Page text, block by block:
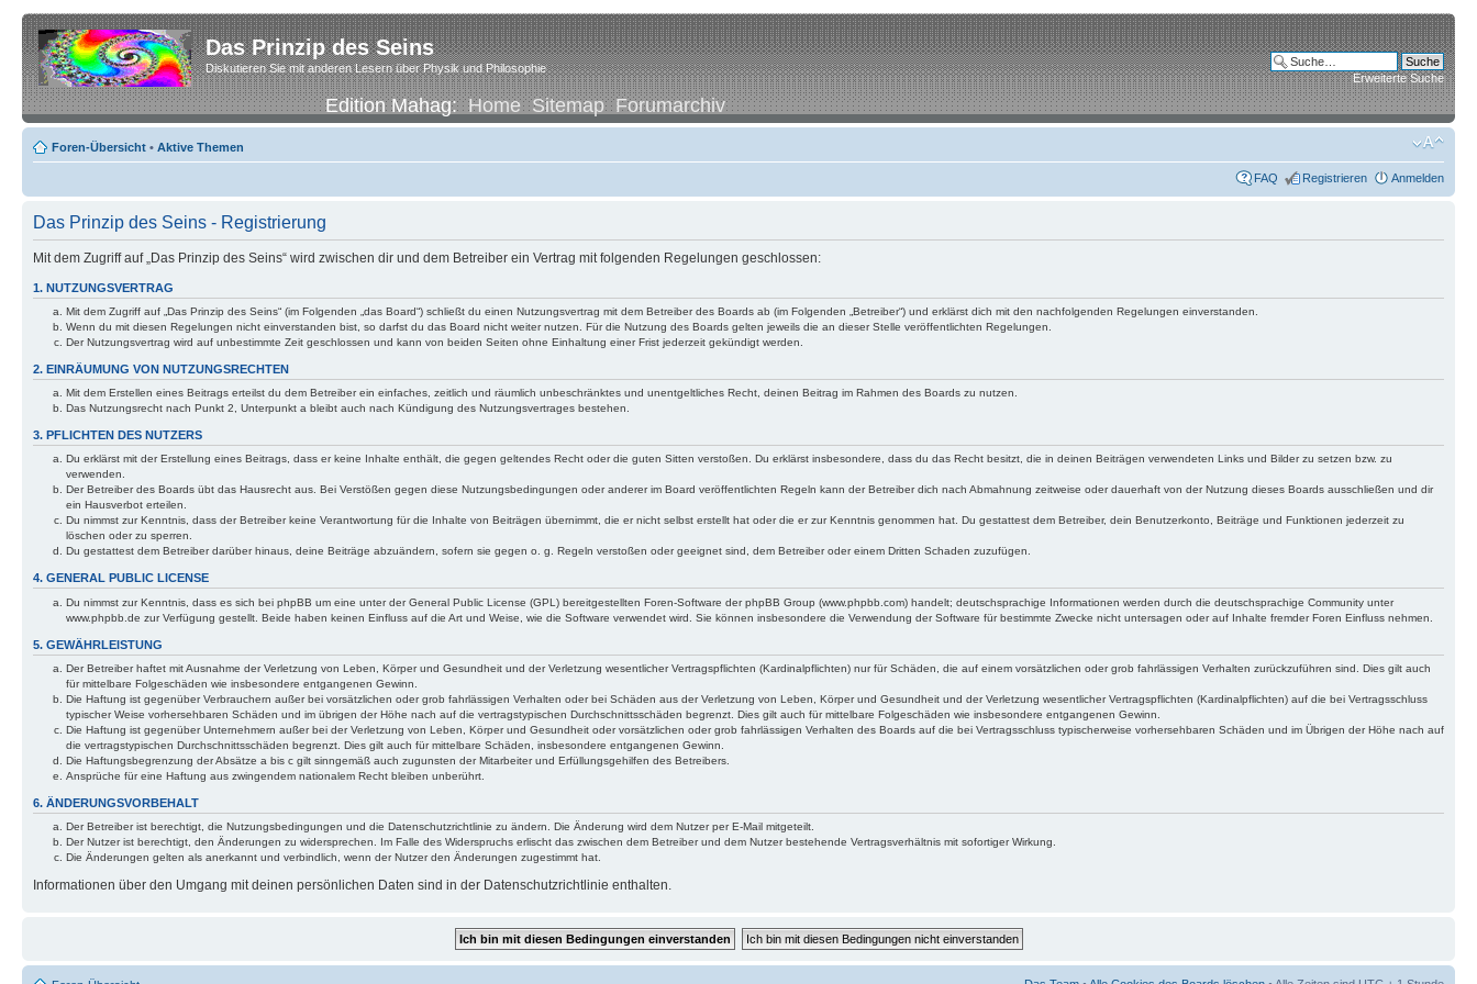
Das Prinzip des Seins
Diskutieren Sie mit anderen Lesern über Physik und Philosophie
Edition Mahag:Home Sitemap Forumarchiv
Erweiterte Suche
Foren-Übersicht • Aktive Themen
FAQ Registrieren Anmelden
Das Prinzip des Seins - Registrierung
Mit dem Zugriff auf „Das Prinzip des Seins“ wird zwischen dir und dem Betreiber ein Vertrag mit folgenden Regelungen geschlossen:
1. NUTZUNGSVERTRAG
Mit dem Zugriff auf „Das Prinzip des Seins“ (im Folgenden „das Board“) schließt du einen Nutzungsvertrag mit dem Betreiber des Boards ab (im Folgenden „Betreiber“) und erklärst dich mit den nachfolgenden Regelungen einverstanden.
Wenn du mit diesen Regelungen nicht einverstanden bist, so darfst du das Board nicht weiter nutzen. Für die Nutzung des Boards gelten jeweils die an dieser Stelle veröffentlichten Regelungen.
Der Nutzungsvertrag wird auf unbestimmte Zeit geschlossen und kann von beiden Seiten ohne Einhaltung einer Frist jederzeit gekündigt werden.
2. EINRÄUMUNG VON NUTZUNGSRECHTEN
Mit dem Erstellen eines Beitrags erteilst du dem Betreiber ein einfaches, zeitlich und räumlich unbeschränktes und unentgeltliches Recht, deinen Beitrag im Rahmen des Boards zu nutzen.
Das Nutzungsrecht nach Punkt 2, Unterpunkt a bleibt auch nach Kündigung des Nutzungsvertrages bestehen.
3. PFLICHTEN DES NUTZERS
Du erklärst mit der Erstellung eines Beitrags, dass er keine Inhalte enthält, die gegen geltendes Recht oder die guten Sitten verstoßen. Du erklärst insbesondere, dass du das Recht besitzt, die in deinen Beiträgen verwendeten Links und Bilder zu setzen bzw. zu
verwenden.
Der Betreiber des Boards übt das Hausrecht aus. Bei Verstößen gegen diese Nutzungsbedingungen oder anderer im Board veröffentlichten Regeln kann der Betreiber dich nach Abmahnung zeitweise oder dauerhaft von der Nutzung dieses Boards ausschließen und dir
ein Hausverbot erteilen.
Du nimmst zur Kenntnis, dass der Betreiber keine Verantwortung für die Inhalte von Beiträgen übernimmt, die er nicht selbst erstellt hat oder die er zur Kenntnis genommen hat. Du gestattest dem Betreiber, dein Benutzerkonto, Beiträge und Funktionen jederzeit zu
löschen oder zu sperren.
Du gestattest dem Betreiber darüber hinaus, deine Beiträge abzuändern, sofern sie gegen o. g. Regeln verstoßen oder geeignet sind, dem Betreiber oder einem Dritten Schaden zuzufügen.
4. GENERAL PUBLIC LICENSE
Du nimmst zur Kenntnis, dass es sich bei phpBB um eine unter der General Public License (GPL) bereitgestellten Foren-Software der phpBB Group (www.phpbb.com) handelt; deutschsprachige Informationen werden durch die deutschsprachige Community unter
www.phpbb.de zur Verfügung gestellt. Beide haben keinen Einfluss auf die Art und Weise, wie die Software verwendet wird. Sie können insbesondere die Verwendung der Software für bestimmte Zwecke nicht untersagen oder auf Inhalte fremder Foren Einfluss nehmen.
5. GEWÄHRLEISTUNG
Der Betreiber haftet mit Ausnahme der Verletzung von Leben, Körper und Gesundheit und der Verletzung wesentlicher Vertragspflichten (Kardinalpflichten) nur für Schäden, die auf einem vorsätzlichen oder grob fahrlässigen Verhalten zurückzuführen sind. Dies gilt auch
für mittelbare Folgeschäden wie insbesondere entgangenen Gewinn.
Die Haftung ist gegenüber Verbrauchern außer bei vorsätzlichen oder grob fahrlässigen Verhalten oder bei Schäden aus der Verletzung von Leben, Körper und Gesundheit und der Verletzung wesentlicher Vertragspflichten (Kardinalpflichten) auf die bei Vertragsschluss
typischer Weise vorhersehbaren Schäden und im übrigen der Höhe nach auf die vertragstypischen Durchschnittsschäden begrenzt. Dies gilt auch für mittelbare Folgeschäden wie insbesondere entgangenen Gewinn.
Die Haftung ist gegenüber Unternehmern außer bei der Verletzung von Leben, Körper und Gesundheit oder vorsätzlichen oder grob fahrlässigen Verhalten des Boards auf die bei Vertragsschluss typischerweise vorhersehbaren Schäden und im Übrigen der Höhe nach auf
die vertragstypischen Durchschnittsschäden begrenzt. Dies gilt auch für mittelbare Schäden, insbesondere entgangenen Gewinn.
Die Haftungsbegrenzung der Absätze a bis c gilt sinngemäß auch zugunsten der Mitarbeiter und Erfüllungsgehilfen des Betreibers.
Ansprüche für eine Haftung aus zwingendem nationalem Recht bleiben unberührt.
6. ÄNDERUNGSVORBEHALT
Der Betreiber ist berechtigt, die Nutzungsbedingungen und die Datenschutzrichtlinie zu ändern. Die Änderung wird dem Nutzer per E-Mail mitgeteilt.
Der Nutzer ist berechtigt, den Änderungen zu widersprechen. Im Falle des Widerspruchs erlischt das zwischen dem Betreiber und dem Nutzer bestehende Vertragsverhältnis mit sofortiger Wirkung.
Die Änderungen gelten als anerkannt und verbindlich, wenn der Nutzer den Änderungen zugestimmt hat.
Informationen über den Umgang mit deinen persönlichen Daten sind in der Datenschutzrichtlinie enthalten.